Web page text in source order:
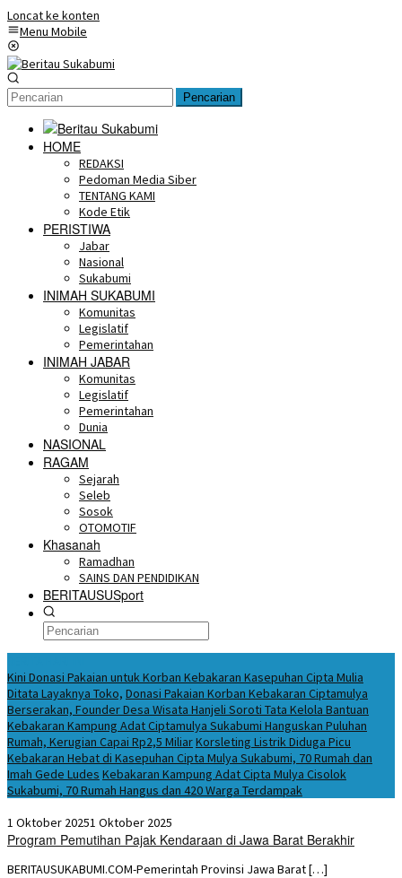
Loncat ke konten
Menu Mobile
Pencarian
HOME
REDAKSI
Pedoman Media Siber
TENTANG KAMI
Kode Etik
PERISTIWA
Jabar
Nasional
Sukabumi
INIMAH SUKABUMI
Komunitas
Legislatif
Pemerintahan
INIMAH JABAR
Komunitas
Legislatif
Pemerintahan
Dunia
NASIONAL
RAGAM
Sejarah
Seleb
Sosok
OTOMOTIF
Khasanah
Ramadhan
SAINS DAN PENDIDIKAN
BERITAUSUSport
Kini Donasi Pakaian untuk Korban Kebakaran Kasepuhan Cipta Mulia
Ditata Layaknya Toko, Donasi Pakaian Korban Kebakaran Ciptamulya
Berserakan, Founder Desa Wisata Hanjeli Soroti Tata Kelola Bantuan
Kebakaran Kampung Adat Ciptamulya Sukabumi Hanguskan Puluhan
Rumah, Kerugian Capai Rp2,5 MiliarKorsleting Listrik Diduga Picu
Kebakaran Hebat di Kasepuhan Cipta Mulya Sukabumi, 70 Rumah dan
Imah Gede Ludes Kebakaran Kampung Adat Cipta Mulya Cisolok
Sukabumi, 70 Rumah Hangus dan 420 Warga Terdampak
1 Oktober 20251 Oktober 2025
Program Pemutihan Pajak Kendaraan di Jawa Barat Berakhir
BERITAUSUKABUMI.COM-Pemerintah Provinsi Jawa Barat […]